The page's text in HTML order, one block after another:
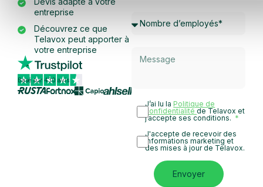
entreprise
Découvrez ce que
Telavox peut apporter à
votre entreprise
Basé sur 430 avis
J’ai lu la Politique de
confidentialitéde Telavox et
j’accepte ses conditions.
J'accepte de recevoir des
informations marketing et
des mises à jour de Telavox.
Envoyer